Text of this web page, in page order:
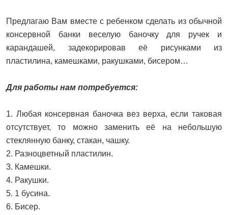
Предлагаю Вам вместе с ребенком сделать из обычной
консервной банки веселую баночку для ручек и
карандашей, задекорировав её рисунками из
пластилина, камешками, ракушками, бисером…
Для работы нам потребуется:
1. Любая консервная баночка вез верха, если таковая
отсутствует, то можно заменить её на небольшую
стеклянную банку, стакан, чашку.
2. Разноцветный пластилин.
3. Камешки.
4. Ракушки.
5. 1 бусина.
6. Бисер.